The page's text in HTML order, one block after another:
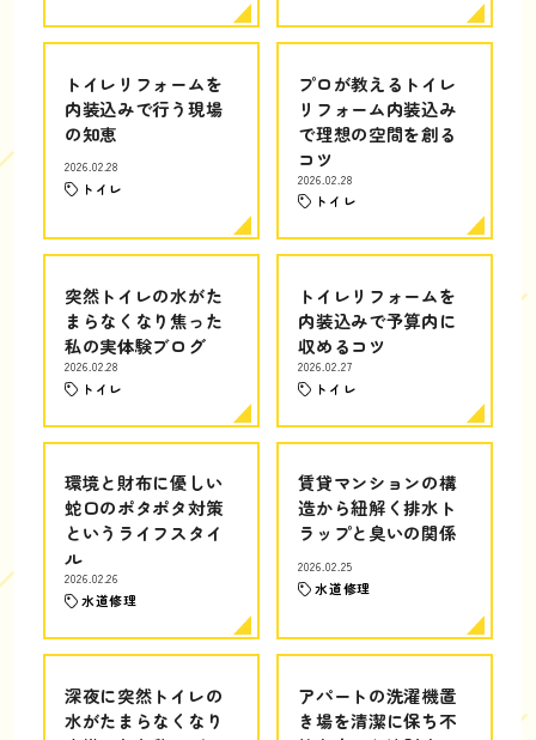
トイレリフォームを
内装込みで行う現場
の知恵
2026.02.28
トイレ
プロが教えるトイレ
リフォーム内装込み
で理想の空間を創る
コツ
2026.02.28
トイレ
突然トイレの水がた
まらなくなり焦った
私の実体験ブログ
2026.02.28
トイレ
トイレリフォームを
内装込みで予算内に
収めるコツ
2026.02.27
トイレ
環境と財布に優しい
蛇口のポタポタ対策
というライフスタイ
ル
2026.02.26
水道修理
賃貸マンションの構
造から紐解く排水ト
ラップと臭いの関係
2026.02.25
水道修理
深夜に突然トイレの
水がたまらなくなり
アパートの洗濯機置
き場を清潔に保ち不